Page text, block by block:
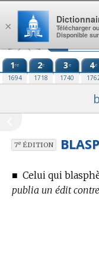
Aller au contenu
1re
1694
2e
1718
3e
1740
4e
7eÉDITION
■ Celui qui
publia un édit
×
Télécharger
Disponible